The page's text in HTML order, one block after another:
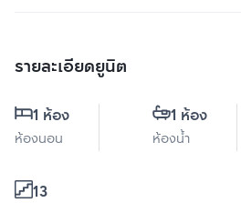
รายละเอียดยูนิต
1 ห้อง
ห้องนอน
1 ห้อง
ห้องน้ำ
13